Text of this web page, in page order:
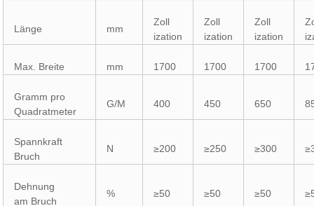
Länge mm
Zoll
ization
Zoll
ization
Zoll
ization
Max. Breite mm 1700 1700 1700
Gramm pro
Quadratmeter
G/M 400 450 650
Spannkraft
Bruch
N ≥200 ≥250 ≥300
Dehnung
am Bruch
% ≥50 ≥50 ≥50